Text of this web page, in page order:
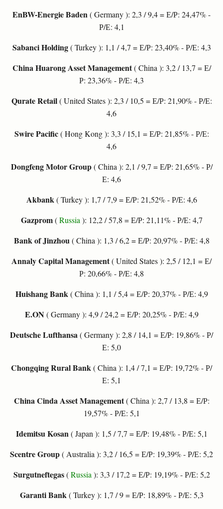
EnBW-Energie Baden( Germany ): 2,3 / 9,4 = Е/Р: 24,47% -
Р/Е: 4,1
Sabanci Holding( Turkey ): 1,1 / 4,7 = Е/Р: 23,40% - Р/Е: 4,3
China Huarong Asset Management( China ): 3,2 / 13,7 = Е/
Р: 23,36% - Р/Е: 4,3
Qurate Retail( United States ): 2,3 / 10,5 = Е/Р: 21,90% - Р/Е:
4,6
Swire Pacific( Hong Kong ): 3,3 / 15,1 = Е/Р: 21,85% - Р/Е:
4,6
Dongfeng Motor Group( China ): 2,1 / 9,7 = Е/Р: 21,65% - Р/
Е: 4,6
Akbank ( Turkey ): 1,7 / 7,9 = Е/Р: 21,52% - Р/Е: 4,6
Gazprom(Russia ): 12,2 / 57,8 = Е/Р: 21,11% - Р/Е: 4,7
Bank of Jinzhou( China ): 1,3 / 6,2 = Е/Р: 20,97% - Р/Е: 4,8
Annaly Capital Management( United States ): 2,5 / 12,1 = Е/
Р: 20,66% - Р/Е: 4,8
Huishang Bank( China ): 1,1 / 5,4 = Е/Р: 20,37% - Р/Е: 4,9
E.ON ( Germany ): 4,9 / 24,2 = Е/Р: 20,25% - Р/Е: 4,9
Deutsche Lufthansa( Germany ): 2,8 / 14,1 = Е/Р: 19,86% - Р/
Е: 5,0
Chongqing Rural Bank( China ): 1,4 / 7,1 = Е/Р: 19,72% - Р/
Е: 5,1
China Cinda Asset Management( China ): 2,7 / 13,8 = Е/Р:
19,57% - Р/Е: 5,1
Idemitsu Kosan( Japan ): 1,5 / 7,7 = Е/Р: 19,48% - Р/Е: 5,1
Scentre Group( Australia ): 3,2 / 16,5 = Е/Р: 19,39% - Р/Е: 5,2
Surgutneftegas(Russia ): 3,3 / 17,2 = Е/Р: 19,19% - Р/Е: 5,2
Garanti Bank ( Turkey ): 1,7 / 9 = Е/Р: 18,89% - Р/Е: 5,3